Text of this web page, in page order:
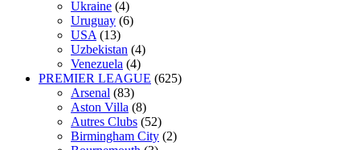
Ukraine (4)
Uruguay (6)
USA (13)
Uzbekistan (4)
Venezuela (4)
PREMIER LEAGUE (625)
Arsenal (83)
Aston Villa (8)
Autres Clubs (52)
Birmingham City (2)